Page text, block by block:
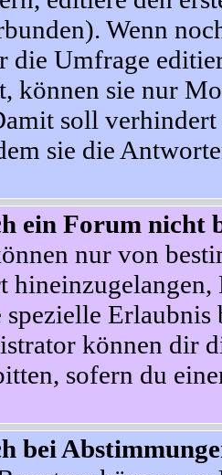
Wenn
die Umfrage
können sie nur
soll
sie die
ein Forum nicht
nur von
hineinzugelangen,
spezielle
können dir
sofern du
bei